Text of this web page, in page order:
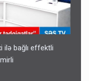
ilə bağlı effektli